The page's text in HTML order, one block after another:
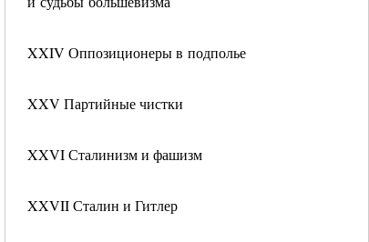
XXIV Оппозиционеры в подполье
XXV Партийные чистки
XXVI Сталинизм и фашизм
XXVII Сталин и Гитлер